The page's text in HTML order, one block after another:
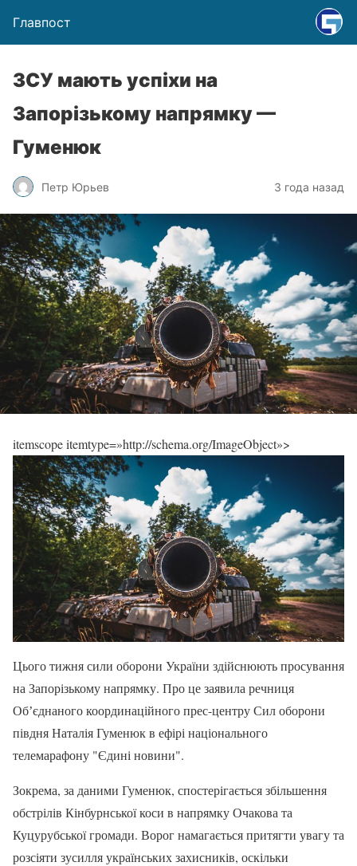
Главпост
ЗСУ мають успіхи на
Запорізькому напрямку —
Гуменюк
Петр Юрьев 3 года назад
itemscope itemtype=»http://schema.org/ImageObject»>
Цього тижня сили оборони України здійснюють просування
на Запорізькому напрямку. Про це заявила речниця
Обʼєднаного координаційного прес-центру Сил оборони
півдня Наталія Гуменюк в ефірі національного
телемарафону "Єдині новини".
Зокрема, за даними Гуменюк, спостерігається збільшення
обстрілів Кінбурнської коси в напрямку Очакова та
Куцурубської громади. Ворог намагається притягти увагу та
розсіяти зусилля українських захисників, оскільки